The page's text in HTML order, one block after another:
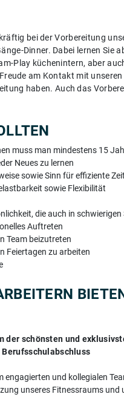
bei der Vorbereitung
Dinner. Dabei lernen Sie
Play küchenintern, aber
am Kontakt mit
haben. Auch das
muss man mindestens 15
Neues zu lernen
sowie Sinn für effiziente
sowie Flexibilität
die auch in
Auftreten
Team beizutreten
Feiertagen zu arbeiten
der schönsten und
engagierten und kollegialen
unseres Fitnessraums und